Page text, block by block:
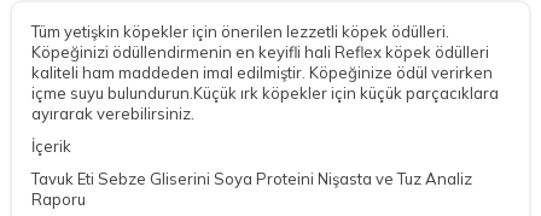
Tüm yetişkin köpekler için önerilen lezzetli köpek ödülleri.
Köpeğinizi ödüllendirmenin en keyifli hali Reflex köpek ödülleri
kaliteli ham maddeden imal edilmiştir. Köpeğinize ödül verirken
içme suyu bulundurun.Küçük ırk köpekler için küçük parçacıklara
ayırarak verebilirsiniz.
İçerik
Tavuk Eti Sebze Gliserini Soya Proteini Nişasta ve Tuz Analiz
Raporu